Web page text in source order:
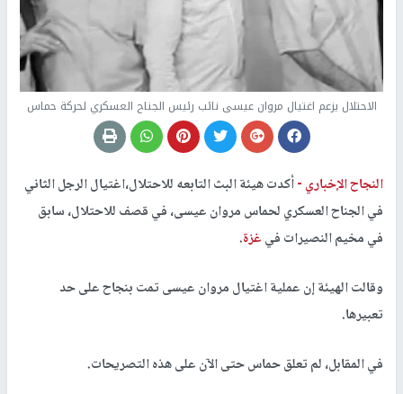
الاحتلال يزعم اغتيال مروان عيسى نائب رئيس الجناح العسكري لحركة حماس
النجاح الإخباري -أكدت هيئة البث التابعه للاحتلال،اغتيال الرجل الثاني
في الجناح العسكري لحماس مروان عيسى، في قصف للاحتلال، سابق
في مخيم النصيرات فيغزة.
وقالت الهيئة إن عملية اغتيال مروان عيسى تمت بنجاح على حد
تعبيرها.
في المقابل، لم تعلق حماس حتى الآن على هذه التصريحات.